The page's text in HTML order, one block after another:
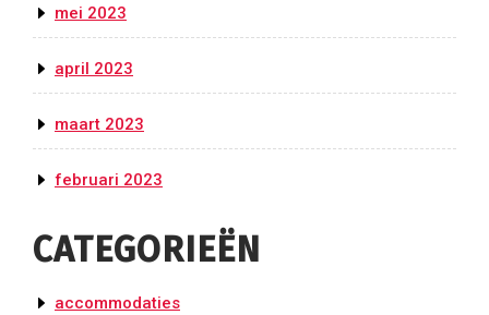
mei 2023
april 2023
maart 2023
februari 2023
CATEGORIEËN
accommodaties